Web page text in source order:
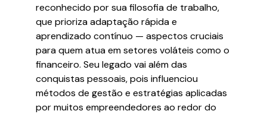
reconhecido por sua filosofia de trabalho,
que prioriza adaptação rápida e
aprendizado contínuo — aspectos cruciais
para quem atua em setores voláteis como o
financeiro. Seu legado vai além das
conquistas pessoais, pois influenciou
métodos de gestão e estratégias aplicadas
por muitos empreendedores ao redor do